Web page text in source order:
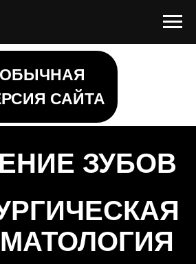
ОБЫЧНАЯ
САЙТА
ЗУБОВ